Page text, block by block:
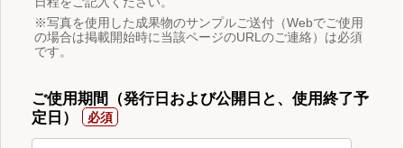
※写真を使用した成果物のサンプルご送付（Webでご使用
の場合は掲載開始時に当該ページのURLのご連絡）は必須
です。
ご使用期間（発行日および公開日と、使用終了予
定日）